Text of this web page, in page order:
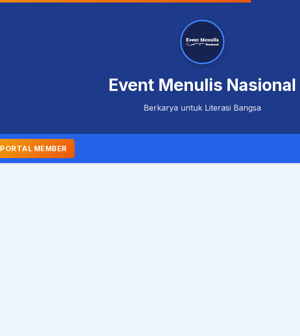
Event Menulis Nasional
Berkarya untuk Literasi Bangsa
PORTAL MEMBER